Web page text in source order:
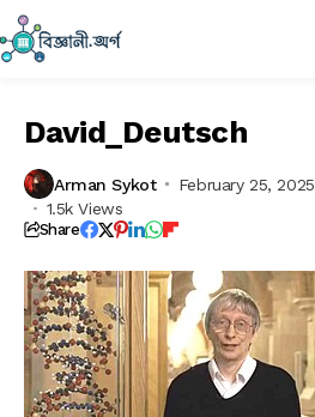
David_Deutsch
Arman Sykot February 25, 2025
1.5k Views
Share